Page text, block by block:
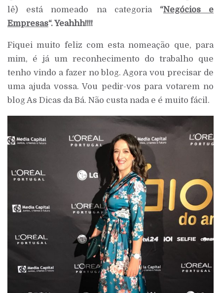
lê) está nomeado na categoria “Negócios e
Empresas“. Yeahhh!!!!
Fiquei muito feliz com esta nomeação que, para
mim, é já um reconhecimento do trabalho que
tenho vindo a fazer no blog. Agora vou precisar de
uma ajuda vossa. Vou pedir-vos para votarem no
blog As Dicas da Bá. Não custa nada e é muito fácil.